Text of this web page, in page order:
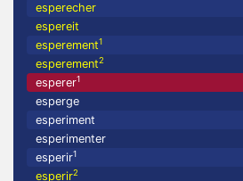
esperecher
espereit
esperement1
esperement2
esperer1
esperge
esperiment
esperimenter
esperir1
esperir2